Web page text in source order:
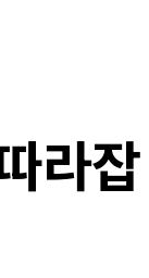
라잡